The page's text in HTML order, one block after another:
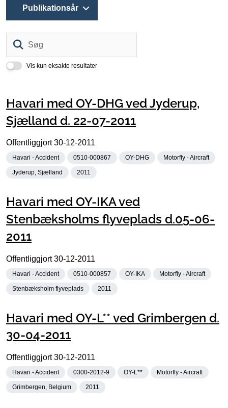
Vis kun eksakte resultater
Publikationsår
Havari med OY-DHG ved Jyderup,
Sjælland d. 22-07-2011
Offentliggjort30-12-2011
Havari - Accident 0510-000867 OY-DHG Motorfly - Aircraft
Jyderup, Sjælland 2011
Havari med OY-IKA ved
Stenbæksholms flyveplads d.05-06-
2011
Offentliggjort30-12-2011
Havari - Accident 0510-000857 OY-IKA Motorfly - Aircraft
Stenbæksholm flyveplads 2011
Havari med OY-L** ved Grimbergen d.
30-04-2011
Offentliggjort30-12-2011
Havari - Accident 0300-2012-9 OY-L** Motorfly - Aircraft
Grimbergen, Belgium 2011